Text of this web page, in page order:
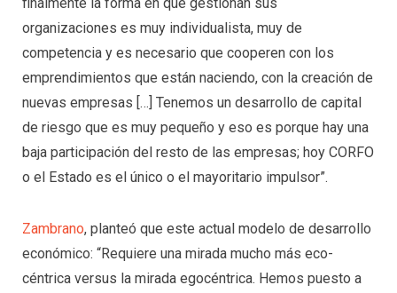
organizaciones es muy individualista, muy de
competencia y es necesario que cooperen con los
emprendimientos que están naciendo, con la creación de
nuevas empresas […] Tenemos un desarrollo de capital
de riesgo que es muy pequeño y eso es porque hay una
baja participación del resto de las empresas; hoy CORFO
o el Estado es el único o el mayoritario impulsor”.
Zambrano, planteó que este actual modelo de desarrollo
económico: “Requiere una mirada mucho más eco-
céntrica versus la mirada egocéntrica. Hemos puesto a